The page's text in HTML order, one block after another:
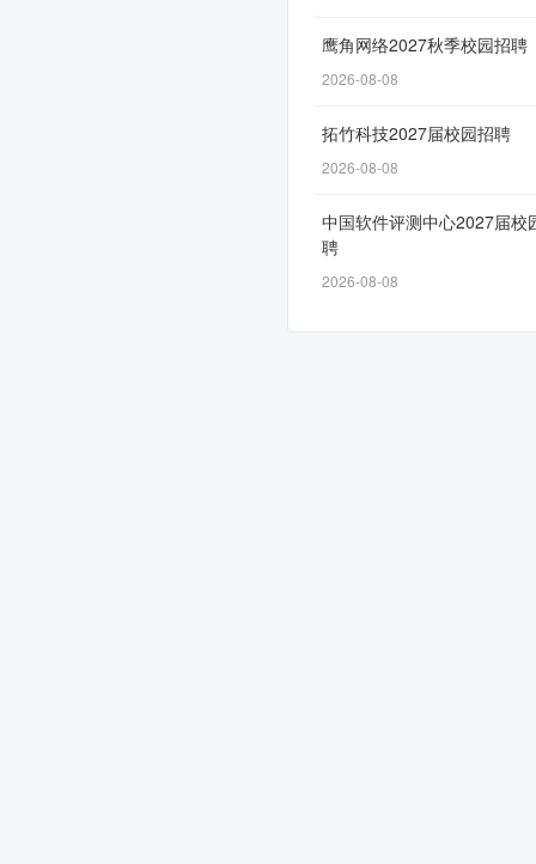
鹰角网络2027秋季校园招聘
2026-08-08
拓竹科技2027届校园招聘
2026-08-08
中国软件评测中心2027届校
聘
2026-08-08